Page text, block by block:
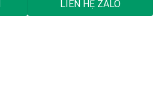
LIÊN HỆ ZALO